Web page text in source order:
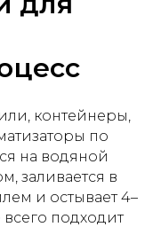
контейнеры,
по
на водяной
заливается в
и остывает 4–
подходит